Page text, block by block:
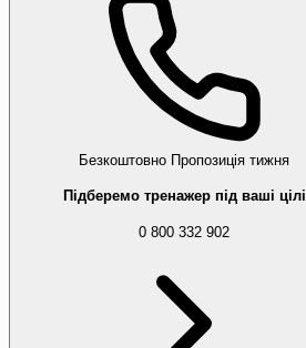
Безкоштовно Пропозиція тижня
Підберемо тренажер під ваші цілі
0 800 332 902